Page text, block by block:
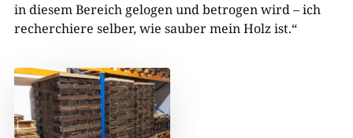
in diesem Bereich gelogen und betrogen wird – ich
recherchiere selber, wie sauber mein Holz ist.“